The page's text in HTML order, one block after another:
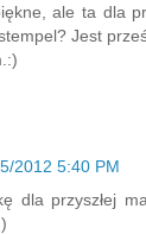
ale ta dla
Jest
2012 5:40 PM
dla przyszłej